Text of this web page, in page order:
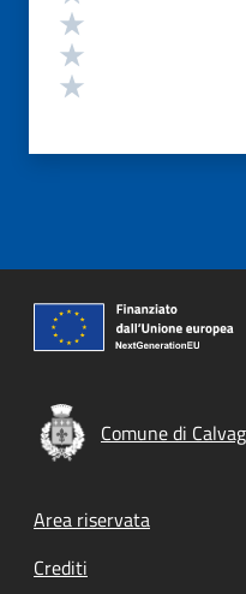
Comune di
Footer menu
Area riservata
Crediti